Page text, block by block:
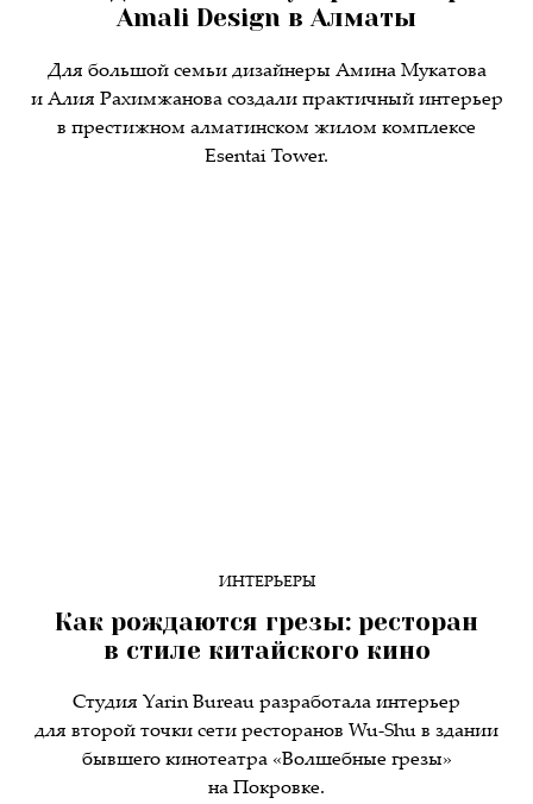
Amali Design в Алматы
Для большой семьи дизайнеры Амина Мукатова
и Алия Рахимжанова создали практичный интерьер
в престижном алматинском жилом комплексе
Esentai Tower.
ИНТЕРЬЕРЫ
Как рождаются грезы: ресторан
в стиле китайского кино
Студия Yarin Bureau разработала интерьер
для второй точки сети ресторанов Wu-Shu в здании
бывшего кинотеатра «Волшебные грезы»
на Покровке.